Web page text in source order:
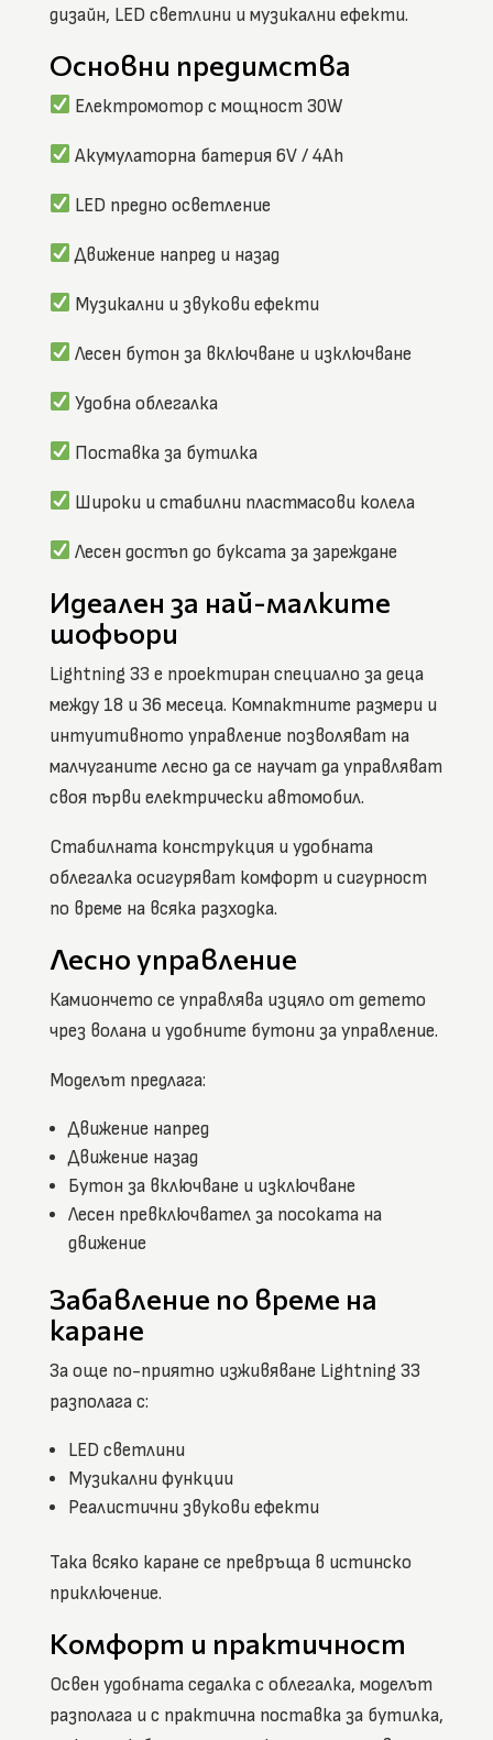
дизайн, LED светлини и музикални ефекти.
Основни предимства
Електромотор с мощност 30W
Акумулаторна батерия 6V / 4Ah
LED предно осветление
Движение напред и назад
Музикални и звукови ефекти
Лесен бутон за включване и изключване
Удобна облегалка
Поставка за бутилка
Широки и стабилни пластмасови колела
Лесен достъп до буксата за зареждане
Идеален за най-малките
шофьори
Lightning 33 е проектиран специално за деца
между 18 и 36 месеца. Компактните размери и
интуитивното управление позволяват на
малчуганите лесно да се научат да управляват
своя първи електрически автомобил.
Стабилната конструкция и удобната
облегалка осигуряват комфорт и сигурност
по време на всяка разходка.
Лесно управление
Камиончето се управлява изцяло от детето
чрез волана и удобните бутони за управление.
Моделът предлага:
Движение напред
Движение назад
Бутон за включване и изключване
Лесен превключвател за посоката на
движение
Забавление по време на
каране
За още по-приятно изживяване Lightning 33
разполага с:
LED светлини
Музикални функции
Реалистични звукови ефекти
Така всяко каране се превръща в истинско
приключение.
Комфорт и практичност
Освен удобната седалка с облегалка, моделът
разполага и с практична поставка за бутилка,